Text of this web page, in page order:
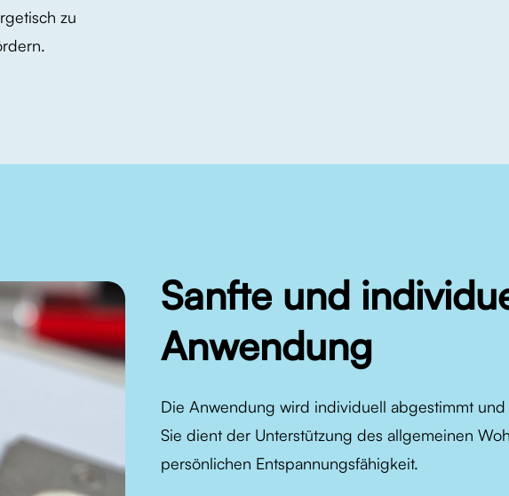
zu
Sanfte und
Anwendung
Die Anwendung wird individuell abgestimmt und
Sie dient der Unterstützung des allgemeinen
persönlichen Entspannungsfähigkeit.